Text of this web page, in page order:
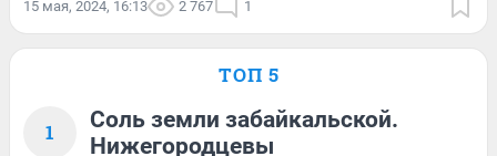
15 мая, 2024, 16:13 2 767 1
ТОП 5
1
Соль земли забайкальской.
Нижегородцевы